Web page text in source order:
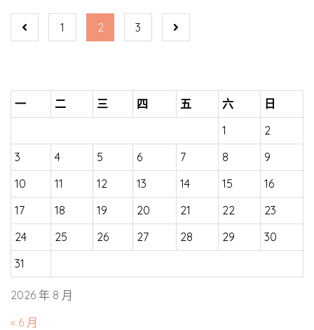
1 2 3
2026 年 8 月
一 二 三 四 五 六
日
1
2
3
4 5 6 7 8
9
10
11 12 13 14 15
16
17
18 19 20 21 22
23
24
25 26 27 28 29
30
31
« 6 月